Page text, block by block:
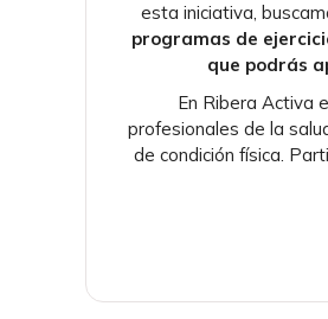
esta iniciativa,
programas de
que podrás
En Ribera Activa
profesionales de la
de condición física.